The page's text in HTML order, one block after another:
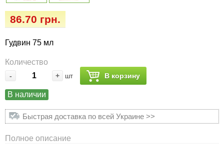
86.70 грн.
Гудвин 75 мл
Количество
- + шт В корзину
В наличии
Быстрая доставка по всей Украине >>
Полное описание
Семена перца
Семена пряных трав
Семена редиса
Удобрения «Сударушка», «Рязаночка»
100 г
Удобрения «Чистый лист» кристаллические
Удобрения «Чистый лист» в палочках
Удобрения «Чистый лист» Успех
Опрыскиватели
Перчатки
Тенты